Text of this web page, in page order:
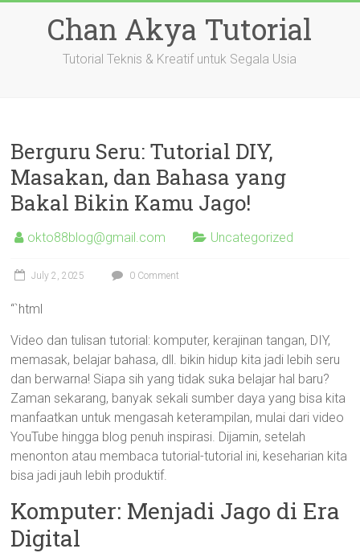
Chan Akya Tutorial
Tutorial Teknis & Kreatif untuk Segala Usia
Berguru Seru: Tutorial DIY,
Masakan, dan Bahasa yang
Bakal Bikin Kamu Jago!
okto88blog@gmail.com Uncategorized
July 2, 2025 0 Comment
“`html
Video dan tulisan tutorial: komputer, kerajinan tangan, DIY,
memasak, belajar bahasa, dll. bikin hidup kita jadi lebih seru
dan berwarna! Siapa sih yang tidak suka belajar hal baru?
Zaman sekarang, banyak sekali sumber daya yang bisa kita
manfaatkan untuk mengasah keterampilan, mulai dari video
YouTube hingga blog penuh inspirasi. Dijamin, setelah
menonton atau membaca tutorial-tutorial ini, keseharian kita
bisa jadi jauh lebih produktif.
Komputer: Menjadi Jago di Era
Digital